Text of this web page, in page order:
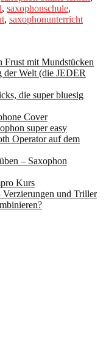
, saxophonschule,
, saxophonunterricht
Frust mit Mundstücken
der Welt (die JEDER
die super bluesig
Cover
super easy
Operator auf dem
– Saxophon
Kurs
und Triller